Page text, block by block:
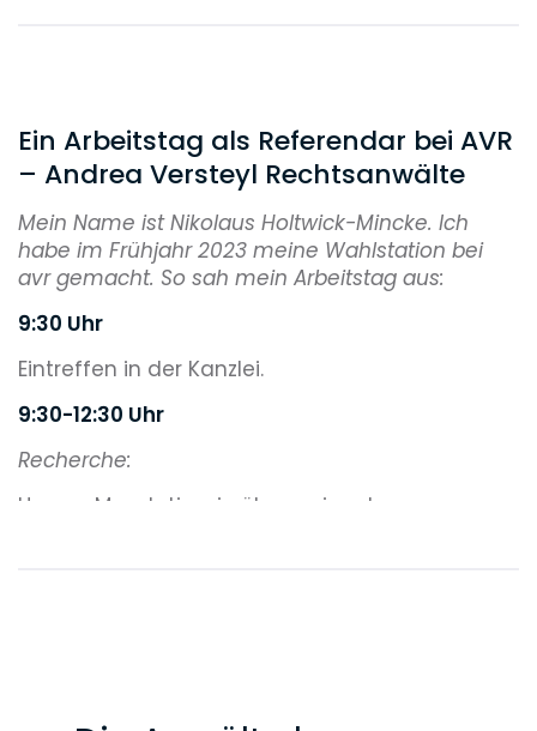
Ein Arbeitstag als Referendar bei AVR
– Andrea Versteyl Rechtsanwälte
Mein Name ist Nikolaus Holtwick-Mincke. Ich
habe im Frühjahr 2023 meine Wahlstation bei
avr gemacht. So sah mein Arbeitstag aus:
9:30 Uhr
Eintreffen in der Kanzlei.
9:30-12:30 Uhr
Recherche:
Unsere Mandatin, ein überregionaler